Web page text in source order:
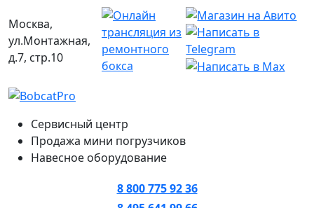
Москва,
ул.Монтажная,
д.7, стр.10
Сервисный центр
Продажа мини погрузчиков
Навесное оборудование
8 800 775 92 36